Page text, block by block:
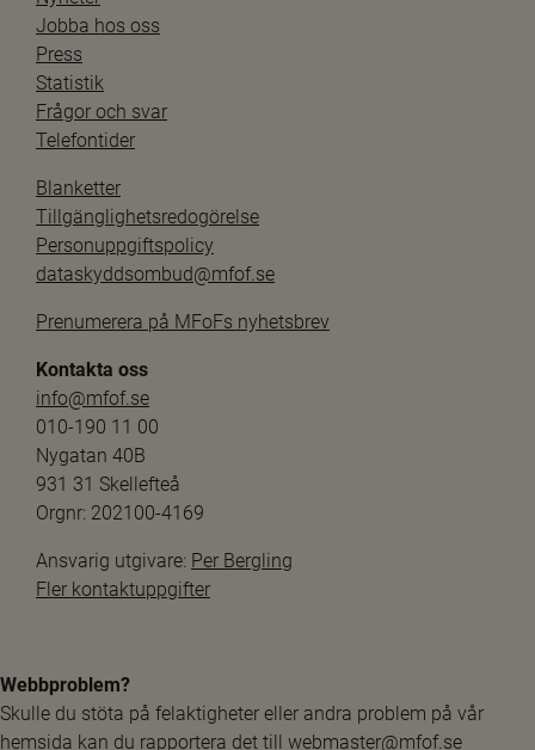
Jobba hos oss
Press
Statistik
Frågor och svar
Telefontider
Blanketter
Tillgänglighetsredogörelse
Personuppgiftspolicy
dataskyddsombud@mfof.se
Prenumerera på MFoFs nyhetsbrev
Kontakta oss
info@mfof.se
010-190 11 00
Nygatan 40B
931 31 Skellefteå
Orgnr: 202100-4169
Ansvarig utgivare: Per Bergling
Fler kontaktuppgifter
Webbproblem?
Skulle du stöta på felaktigheter eller andra problem på vår
hemsida kan du rapportera det till webmaster@mfof.se